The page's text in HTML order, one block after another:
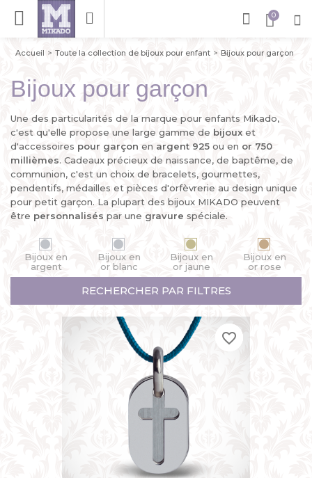
Accueil Toute la collection de bijoux pour enfant Bijoux pour garçon
Bijoux pour garçon
Une des particularités de la marque pour enfants Mikado,
c'est qu'elle propose une large gamme de bijoux et
d'accessoires pour garçon en argent 925 ou en or 750
millièmes. Cadeaux précieux de naissance, de baptême, de
communion, c'est un choix de bracelets, gourmettes,
pendentifs, médailles et pièces d'orfèvrerie au design unique
pour petit garçon. La plupart des bijoux MIKADO peuvent
être personnalisés par une gravure spéciale.
RECHERCHER PAR FILTRES
Bijoux en
argent
Bijoux en
or blanc
Bijoux en
or jaune
Bijoux en
or rose
favorite_border
favorite_border
favorite_border